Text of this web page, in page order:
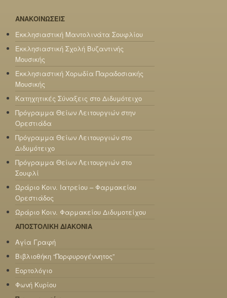
ΑΝΑΚΟΙΝΩΣΕΙΣ
Εκκλησιαστική Μαντολινάτα Σουφλίου
Εκκλησιαστική Σχολή Βυζαντινής
Μουσικής
Εκκλησιαστική Χορωδία Παραδοσιακής
Μουσικής
Κατηχητικές Σύναξεις στο Διδυμότειχο
Πρόγραμμα Θείων Λειτουργιών στην
Ορεστιάδα
Πρόγραμμα Θείων Λειτουργιών στο
Διδυμότειχο
Πρόγραμμα Θείων Λειτουργιών στο
Σουφλί
Ωράριο Κοιν. Ιατρείου – Φαρμακείου
Ορεστιάδος
Ωράριο Κοιν. Φαρμακείου Διδυμοτείχου
ΑΠΟΣΤΟΛΙΚΗ ΔΙΑΚΟΝΙΑ
Αγία Γραφή
Βιβλιοθήκη “Πορφυρογέννητος”
Εορτολόγιο
Φωνή Κυρίου